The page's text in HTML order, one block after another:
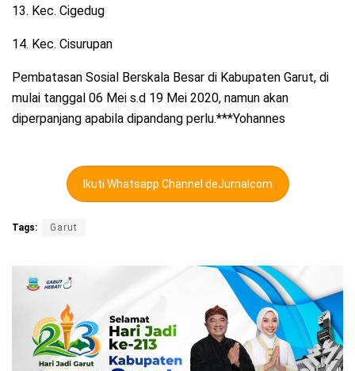
13. Kec. Cigedug
14. Kec. Cisurupan
Pembatasan Sosial Berskala Besar di Kabupaten Garut, di
mulai tanggal 06 Mei s.d 19 Mei 2020, namun akan
diperpanjang apabila dipandang perlu.***Yohannes
Ikuti Whatsapp Channel deJurnalcom
Tags: Garut